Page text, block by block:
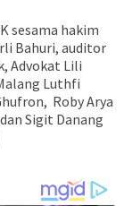
sesama hakim
Bahuri, auditor
Advokat Lili
Luthfi
Roby Arya
Sigit Danang